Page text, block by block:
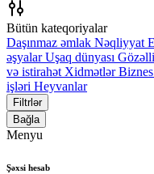
Bütün kateqoriyalar
Daşınmaz əmlak Nəqliyyat
əşyalar Uşaq dünyası
və istirahət Xidmətlər Biznes
işləri Heyvanlar
Filtrlər
Bağla
Menyu
Şəxsi hesab